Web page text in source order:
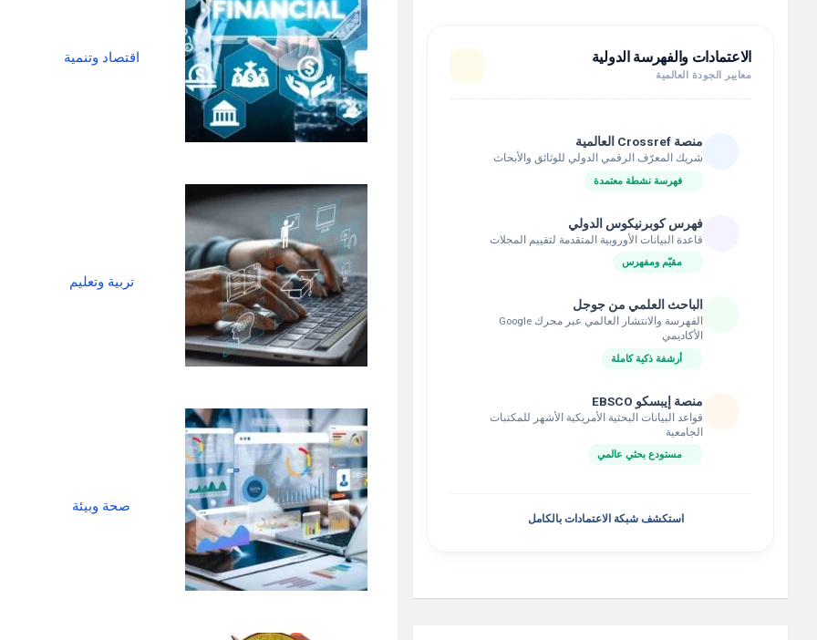
اقتصاد وتنمية
تربية وتعليم
صحة وبيئة
الاعتمادات والفهرسة الدولية
معايير الجودة العالمية
منصة Crossref العالمية
شريك المعرّف الرقمي الدولي للوثائق والأبحاث
فهرسة نشطة معتمدة
فهرس كوبرنيكوس الدولي
قاعدة البيانات الأوروبية المتقدمة لتقييم المجلات
مقيّم ومفهرس
الباحث العلمي من جوجل
الفهرسة والانتشار العالمي عبر محرك Google
الأكاديمي
أرشفة ذكية كاملة
منصة إيبسكو EBSCO
قواعد البيانات البحثية الأمريكية الأشهر للمكتبات
الجامعية
مستودع بحثي عالمي
استكشف شبكة الاعتمادات بالكامل